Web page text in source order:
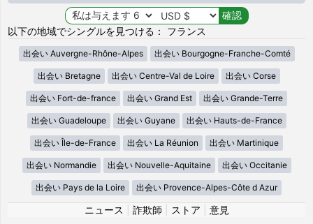
以下の地域でシングルを見つける： フランス
出会い Auvergne-Rhône-Alpes 出会い Bourgogne-Franche-Comté
出会い Bretagne 出会い Centre-Val de Loire 出会い Corse
出会い Fort-de-france 出会い Grand Est 出会い Grande-Terre
出会い Guadeloupe 出会い Guyane 出会い Hauts-de-France
出会い Île-de-France 出会い La Réunion 出会い Martinique
出会い Normandie 出会い Nouvelle-Aquitaine 出会い Occitanie
出会い Pays de la Loire 出会い Provence-Alpes-Côte d Azur
ニュース 詐欺師 ストア
意見